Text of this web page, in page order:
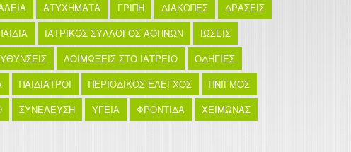
ΑΤΥΧΗΜΑΤΑ ΓΡΙΠΗ ΔΙΑΚΟΠΕΣ
ΔΡΑΣΕΙΣ
ΙΑΤΡΙΚΟΣ ΣΥΛΛΟΓΟΣ ΑΘΗΝΩΝ
ΙΩΣΕΙΣ
ΛΟΙΜΩΞΕΙΣ ΣΤΟ ΙΑΤΡΕΙΟ
ΟΔΗΓΙΕΣ
ΠΑΙΔΙΑΤΡΟΙ ΠΕΡΙΟΔΙΚΟΣ ΕΛΕΓΧΟΣ
ΠΝΙΓΜΟΣ
ΣΥΝΕΛΕΥΣΗ ΥΓΕΙΑ ΦΡΟΝΤΙΔΑ
ΧΕΙΜΩΝΑΣ